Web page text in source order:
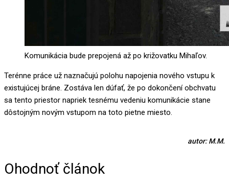
Komunikácia bude prepojená až po križovatku Mihaľov.
Terénne práce už naznačujú polohu napojenia nového vstupu k
existujúcej bráne. Zostáva len dúfať, že po dokončení obchvatu
sa tento priestor napriek tesnému vedeniu komunikácie stane
dôstojným novým vstupom na toto pietne miesto.
autor: M.M.
Ohodnoť článok